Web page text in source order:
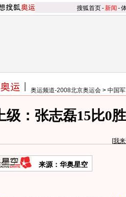
搜狐首页-新闻 -
奥运频道-2008北京奥运会 > 中国
级：张志磊15比0
[我
来源：华奥星空